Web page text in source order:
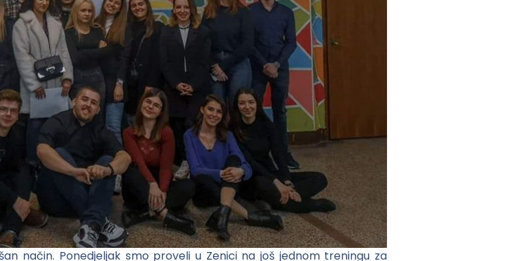
način. Ponedjeljak smo proveli u Zenici na još jednom treningu za